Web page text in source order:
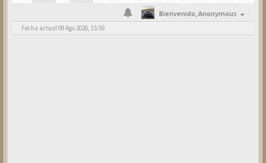
Bienvenido,Anonymous
Fecha actual 09 Ago 2026, 15:59